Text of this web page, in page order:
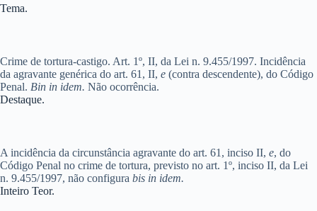
Tema.
Crime de tortura-castigo. Art. 1º, II, da Lei n. 9.455/1997. Incidência
da agravante genérica do art. 61, II, e (contra descendente), do Código
Penal. Bin in idem. Não ocorrência.
Destaque.
A incidência da circunstância agravante do art. 61, inciso II, e, do
Código Penal no crime de tortura, previsto no art. 1º, inciso II, da Lei
n. 9.455/1997, não configura bis in idem.
Inteiro Teor.